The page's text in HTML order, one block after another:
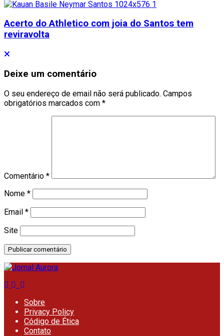
Acerto do Athletico com joia do Santos tem
reviravolta
Deixe um comentário
O seu endereço de email não será publicado. Campos
obrigatórios marcados com *
Comentário *
Nome *
Email *
Site
Sobre
Privacy Policy
Código de Ética
Contato